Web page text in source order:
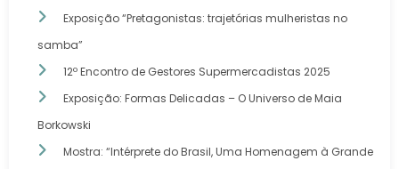
Exposição “Pretagonistas: trajetórias mulheristas no
samba”
12º Encontro de Gestores Supermercadistas 2025
Exposição: Formas Delicadas – O Universo de Maia
Borkowski
Mostra: “Intérprete do Brasil, Uma Homenagem à Grande